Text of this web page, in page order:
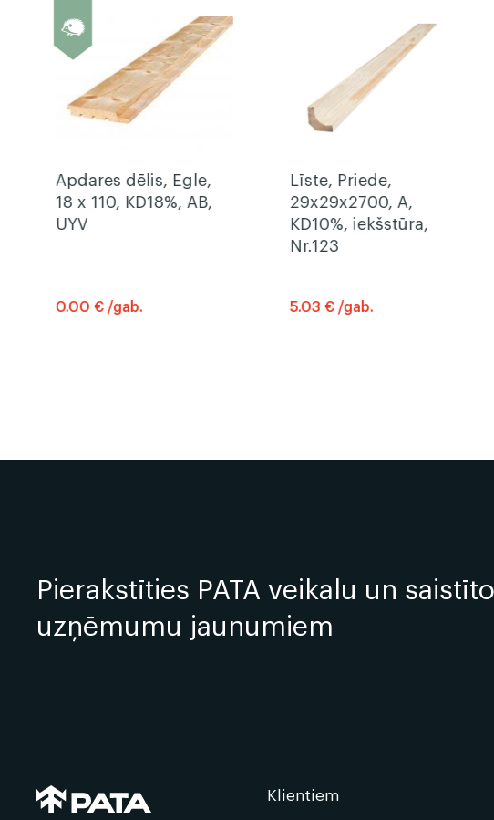
Apdares dēlis, Egle,
18 x 110, KD18%, AB,
UYV
0.00 € /gab.
Līste, Priede,
29x29x2700, A,
KD10%, iekšstūra,
Nr.123
5.03 € /gab.
Pierakstīties PATA veikalu un saistīto
uzņēmumu jaunumiem
Klientiem